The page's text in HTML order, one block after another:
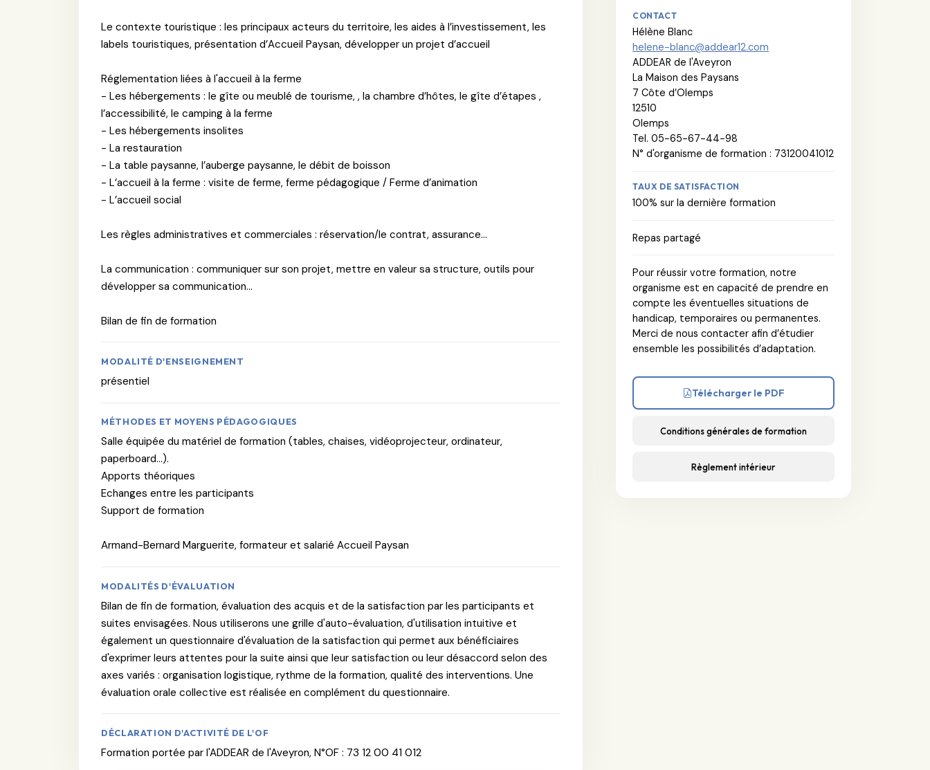
Le contexte touristique : les principaux acteurs du territoire, les aides à l’investissement, les
labels touristiques, présentation d’Accueil Paysan, développer un projet d’accueil
Réglementation liées à l'accueil à la ferme
- Les hébergements : le gîte ou meublé de tourisme, , la chambre d’hôtes, le gîte d’étapes ,
l’accessibilité, le camping à la ferme
- Les hébergements insolites
- La restauration
- La table paysanne, l’auberge paysanne, le débit de boisson
- L’accueil à la ferme : visite de ferme, ferme pédagogique / Ferme d’animation
- L’accueil social
Les règles administratives et commerciales : réservation/le contrat, assurance...
La communication : communiquer sur son projet, mettre en valeur sa structure, outils pour
développer sa communication...
Bilan de fin de formation
MODALITÉ D'ENSEIGNEMENT
présentiel
MÉTHODES ET MOYENS PÉDAGOGIQUES
Salle équipée du matériel de formation (tables, chaises, vidéoprojecteur, ordinateur,
paperboard...).
Apports théoriques
Echanges entre les participants
Support de formation
Armand-Bernard Marguerite, formateur et salarié Accueil Paysan
MODALITÉS D'ÉVALUATION
Bilan de fin de formation, évaluation des acquis et de la satisfaction par les participants et
suites envisagées. Nous utiliserons une grille d'auto-évaluation, d'utilisation intuitive et
également un questionnaire d'évaluation de la satisfaction qui permet aux bénéficiaires
d'exprimer leurs attentes pour la suite ainsi que leur satisfaction ou leur désaccord selon des
axes variés : organisation logistique, rythme de la formation, qualité des interventions. Une
évaluation orale collective est réalisée en complément du questionnaire.
DÉCLARATION D'ACTIVITÉ DE L'OF
Formation portée par l'ADDEAR de l'Aveyron, N°OF : 73 12 00 41 012
CONTACT
Hélène Blanc
helene-blanc@addear12.com
ADDEAR de l'Aveyron
La Maison des Paysans
7 Côte d’Olemps
12510
Olemps
Tel. 05-65-67-44-98
N° d'organisme de formation : 73120041012
TAUX DE SATISFACTION
100% sur la dernière formation
Repas partagé
Pour réussir votre formation, notre
organisme est en capacité de prendre en
compte les éventuelles situations de
handicap, temporaires ou permanentes.
Merci de nous contacter afin d’étudier
ensemble les possibilités d’adaptation.
Télécharger le PDF
Conditions générales de formation
Règlement intérieur